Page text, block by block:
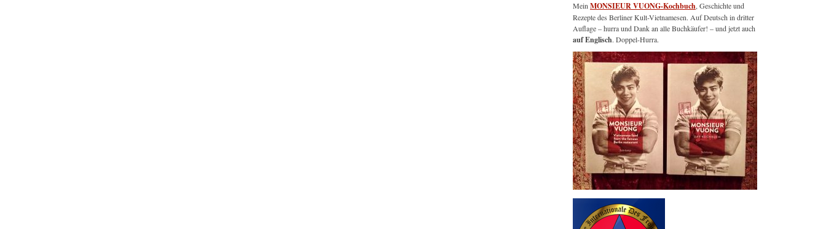
Mein MONSIEUR VUONG-Kochbuch , Geschichte und
Rezepte des Berliner Kult-Vietnamesen. Auf Deutsch in dritter
Auflage – hurra und Dank an alle Buchkäufer! – und jetzt auch
auf Englisch. Doppel-Hurra.